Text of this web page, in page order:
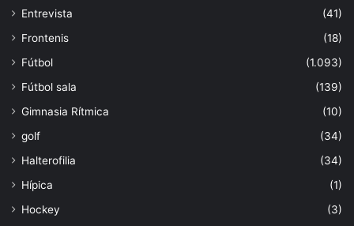
Entrevista
(41)
Frontenis
(18)
Fútbol
(1.093)
Fútbol sala
(139)
Gimnasia Rítmica
(10)
golf
(34)
Halterofilia
(34)
Hípica
(1)
Hockey
(3)